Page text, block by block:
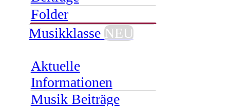
Folder
Musikklasse NEU
Aktuelle
Informationen
Musik Beiträge